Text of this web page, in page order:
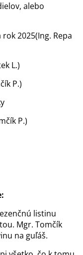
alebo
2025(Ing. Repa
L.)
P.)
P.)
listinu
Mgr. Tomčík
na guľáš.